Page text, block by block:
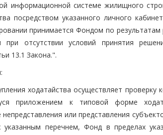
информационной системе жилищного
посредством указанного личного
принимается Фондом по результатам
отсутствии условий принятия
13.1 Закона.".
ходатайства осуществляет проверку
приложением к типовой форме
или представления
перечнем, Фонд в пределах